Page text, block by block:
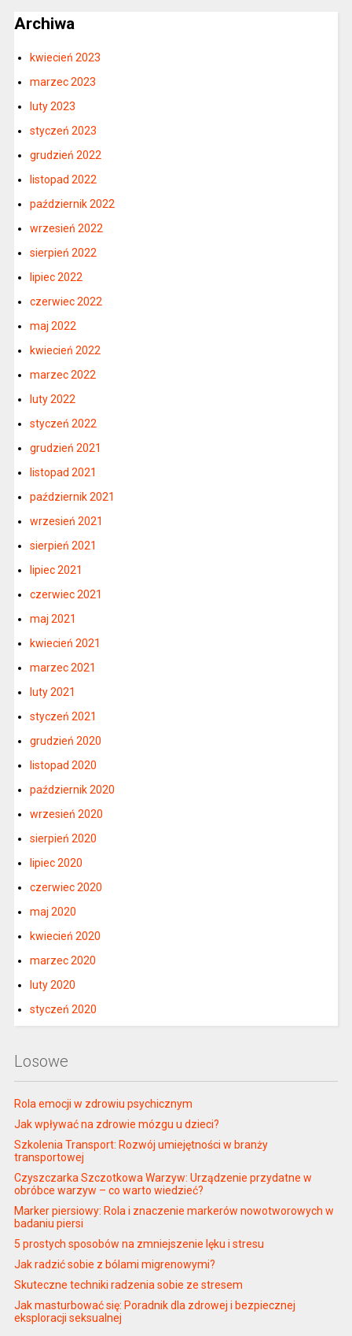
Archiwa
kwiecień 2023
marzec 2023
luty 2023
styczeń 2023
grudzień 2022
listopad 2022
październik 2022
wrzesień 2022
sierpień 2022
lipiec 2022
czerwiec 2022
maj 2022
kwiecień 2022
marzec 2022
luty 2022
styczeń 2022
grudzień 2021
listopad 2021
październik 2021
wrzesień 2021
sierpień 2021
lipiec 2021
czerwiec 2021
maj 2021
kwiecień 2021
marzec 2021
luty 2021
styczeń 2021
grudzień 2020
listopad 2020
październik 2020
wrzesień 2020
sierpień 2020
lipiec 2020
czerwiec 2020
maj 2020
kwiecień 2020
marzec 2020
luty 2020
styczeń 2020
Losowe
Rola emocji w zdrowiu psychicznym
Jak wpływać na zdrowie mózgu u dzieci?
Szkolenia Transport: Rozwój umiejętności w branży
transportowej
Czyszczarka Szczotkowa Warzyw: Urządzenie przydatne w
obróbce warzyw – co warto wiedzieć?
Marker piersiowy: Rola i znaczenie markerów nowotworowych w
badaniu piersi
5 prostych sposobów na zmniejszenie lęku i stresu
Jak radzić sobie z bólami migrenowymi?
Skuteczne techniki radzenia sobie ze stresem
Jak masturbować się: Poradnik dla zdrowej i bezpiecznej
eksploracji seksualnej